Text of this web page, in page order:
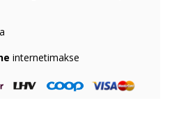
internetimakse